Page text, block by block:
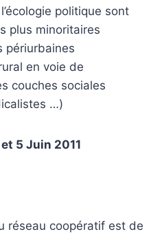
politique sont
plus minoritaires
périurbaines
en voie de
couches sociales
…)
5 Juin 2011
réseau coopératif est de